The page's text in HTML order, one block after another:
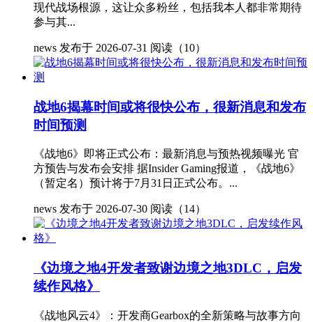
现代战场根源，这让众多粉丝，包括我本人都非常期待
参与其...
news 发布于 2026-07-31 阅读（10）
战地6揭幕时间或将很快公布，很新消息和发布
时间预测
《战地6》即将正式公布：最新消息与预热视频曝光 官
方预告与发布会安排 据Insider Gaming报道，《战地6》
（暂定名）预计将于7月31日正式公布。...
news 发布于 2026-07-30 阅读（14）
《边境之地4开发者致谢边境之地3DLC，启发
续作风格》
《战地风云4》：开发商Gearbox的全新策略与故事方向